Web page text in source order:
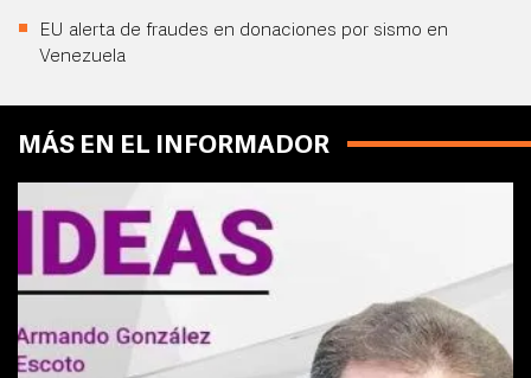
EU alerta de fraudes en donaciones por sismo en
Venezuela
MÁS EN EL INFORMADOR